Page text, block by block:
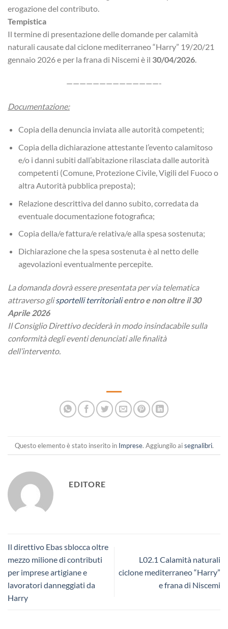
erogazione del contributo.
Tempistica
Il termine di presentazione delle domande per calamità
naturali causate dal ciclone mediterraneo “Harry” 19/20/21
gennaio 2026 e per la frana di Niscemi è il 30/04/2026.
——————————————-
Documentazione:
Copia della denuncia inviata alle autorità competenti;
Copia della dichiarazione attestante l’evento calamitoso
e/o i danni subiti dall’abitazione rilasciata dalle autorità
competenti (Comune, Protezione Civile, Vigili del Fuoco o
altra Autorità pubblica preposta);
Relazione descrittiva del danno subito, corredata da
eventuale documentazione fotografica;
Copia della/e fattura/e relativa/e alla spesa sostenuta;
Dichiarazione che la spesa sostenuta è al netto delle
agevolazioni eventualmente percepite.
La domanda dovrà essere presentata per via telematica
attraverso glisportelli territoriali entro e non oltre il 30
Aprile 2026
Il Consiglio Direttivo deciderà in modo insindacabile sulla
conformità degli eventi denunciati alle finalità
dell’intervento.
Questo elemento è stato inserito in Imprese. Aggiungilo aisegnalibri.
EDITORE
Il direttivo Ebas sblocca oltre
mezzo milione di contributi
per imprese artigiane e
lavoratori danneggiati da
Harry
L02.1 Calamità naturali
ciclone mediterraneo “Harry”
e frana di Niscemi